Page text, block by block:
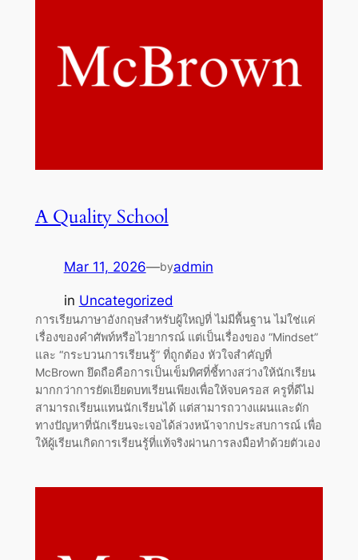
A Quality School
Mar 11, 2026—byadmin
in Uncategorized
การเรียนภาษาอังกฤษสำหรับผู้ใหญ่ที่ ไม่มีพื้นฐาน ไม่ใช่แค่
เรื่องของคำศัพท์หรือไวยากรณ์ แต่เป็นเรื่องของ “Mindset”
และ “กระบวนการเรียนรู้” ที่ถูกต้อง หัวใจสำคัญที่
McBrown ยึดถือคือการเป็นเข็มทิศที่ชี้ทางสว่างให้นักเรียน
มากกว่าการยัดเยียดบทเรียนเพียงเพื่อให้จบครอส ครูที่ดีไม่
สามารถเรียนแทนนักเรียนได้ แต่สามารถวางแผนและดัก
ทางปัญหาที่นักเรียนจะเจอได้ล่วงหน้าจากประสบการณ์ เพื่อ
ให้ผู้เรียนเกิดการเรียนรู้ที่แท้จริงผ่านการลงมือทำด้วยตัวเอง